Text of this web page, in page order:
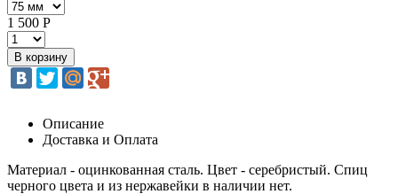
1 500 Р
Описание
Доставка и Оплата
Материал - оцинкованная сталь. Цвет - серебристый. Спиц
черного цвета и из нержавейки в наличии нет.